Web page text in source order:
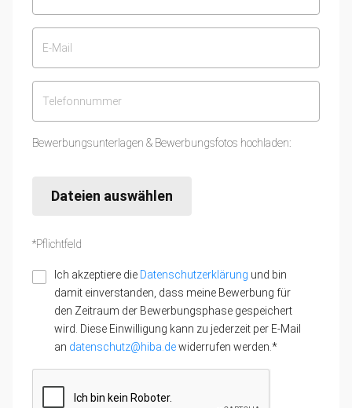
Bewerbungsunterlagen & Bewerbungsfotos hochladen:
Dateien auswählen
*Pflichtfeld
Ich akzeptiere die Datenschutzerklärung und bin
damit einverstanden, dass meine Bewerbung für
den Zeitraum der Bewerbungsphase gespeichert
wird. Diese Einwilligung kann zu jederzeit per E-Mail
an datenschutz@hiba.dewiderrufen werden.*